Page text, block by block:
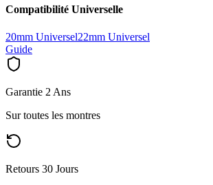
Compatibilité Universelle
20mm Universel22mm Universel
Guide
Garantie 2 Ans
Sur toutes les montres
Retours 30 Jours